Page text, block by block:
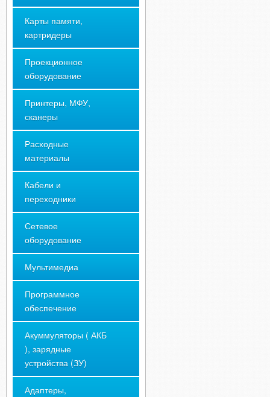
Карты памяти,
картридеры
Проекционное
оборудование
Принтеры, МФУ,
сканеры
Расходные
материалы
Кабели и
переходники
Сетевое
оборудование
Мультимедиа
Программное
обеспечение
Акуммуляторы ( АКБ
), зарядные
устройства (ЗУ)
Адаптеры,